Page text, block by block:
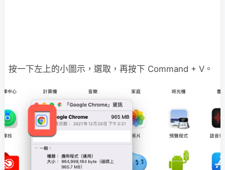
按一下左上的小圖示，選取，再按下 Command + V。